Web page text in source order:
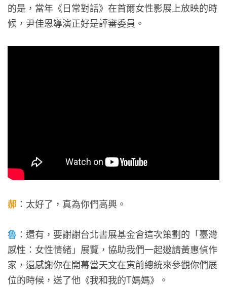
的是，當年《日常對話》在首爾女性影展上放映的時
候，尹佳恩導演正好是評審委員。
郝 ：太好了，真為你們高興。
魯 ：還有，要謝謝台北書展基金會這次策劃的「臺灣
感性：女性情緒」展覽，協助我們一起邀請黃惠偵作
家，還感謝你在開幕當天文在寅前總統來參觀你們展
位的時候，送了他《我和我的T媽媽》。